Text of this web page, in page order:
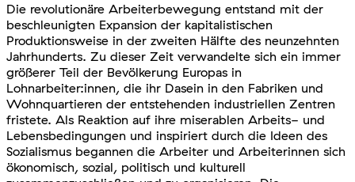
Die revolutionäre Arbeiterbewegung entstand mit der
beschleunigten Expansion der kapitalistischen
Produktionsweise in der zweiten Hälfte des neunzehnten
Jahrhunderts. Zu dieser Zeit verwandelte sich ein immer
größerer Teil der Bevölkerung Europas in
Lohnarbeiter:innen, die ihr Dasein in den Fabriken und
Wohnquartieren der entstehenden industriellen Zentren
fristete. Als Reaktion auf ihre miserablen Arbeits- und
Lebensbedingungen und inspiriert durch die Ideen des
Sozialismus begannen die Arbeiter und Arbeiterinnen sich
ökonomisch, sozial, politisch und kulturell